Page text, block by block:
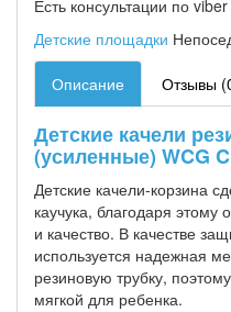
Есть консультации по viber
Детские площадки
Описание Отзывы
Детские качели
(усиленные) WCG
Детские качели-корзина
каучука, благодаря этому
и качество. В качестве
используется надежная
резиновую трубку,
мягкой для ребенка.